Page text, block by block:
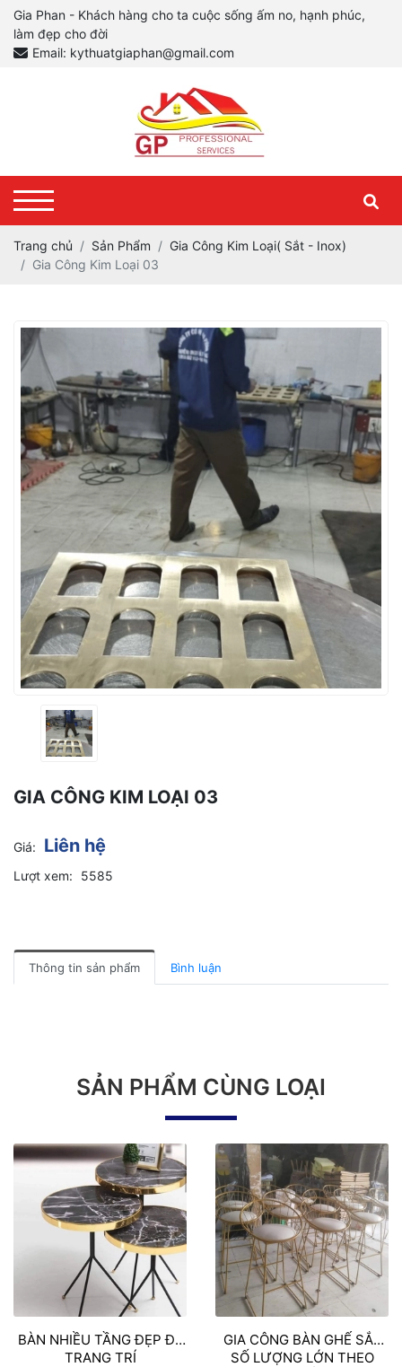
Gia Phan - Khách hàng cho ta cuộc sống ấm no, hạnh phúc,
làm đẹp cho đời
Email: kythuatgiaphan@gmail.com
Trang chủ Sản Phẩm
Gia Công Kim Loại( Sắt - Inox)
Gia Công Kim Loại 03
GIA CÔNG KIM LOẠI 03
Giá: Liên hệ
Lượt xem: 5585
Thông tin sản phẩm Bình luận
SẢN PHẨM CÙNG LOẠI
BÀN NHIỀU TẦNG ĐẸP ĐỂ
TRANG TRÍ
GIA CÔNG BÀN GHẾ SẮT
SỐ LƯỢNG LỚN THEO